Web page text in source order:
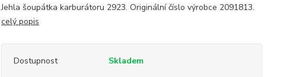
Jehla šoupátka karburátoru 2923. Originální číslo výrobce 2091813.
celý popis
Dostupnost Skladem